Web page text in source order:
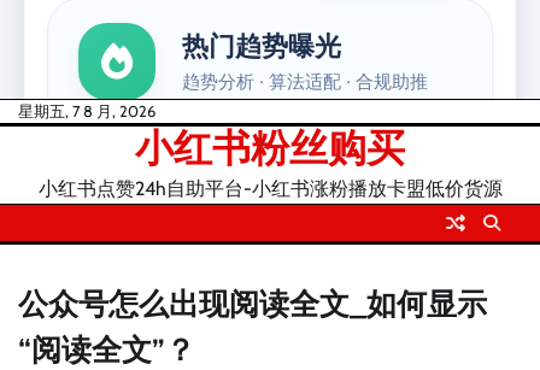
Skip星期五, 7 8 月, 2026
小红书粉丝购买
小红书点赞24h自助平台-小红书涨粉播放卡盟低价货源
公众号怎么出现阅读全文_如何显示
“阅读全文”？